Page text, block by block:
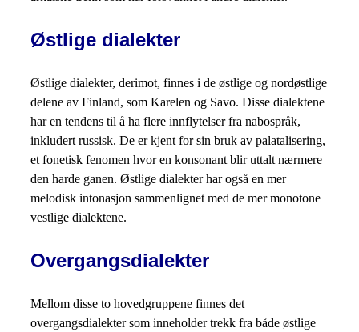
Østlige dialekter
Østlige dialekter, derimot, finnes i de østlige og nordøstlige
delene av Finland, som Karelen og Savo. Disse dialektene
har en tendens til å ha flere innflytelser fra nabospråk,
inkludert russisk. De er kjent for sin bruk av palatalisering,
et fonetisk fenomen hvor en konsonant blir uttalt nærmere
den harde ganen. Østlige dialekter har også en mer
melodisk intonasjon sammenlignet med de mer monotone
vestlige dialektene.
Overgangsdialekter
Mellom disse to hovedgruppene finnes det
overgangsdialekter som inneholder trekk fra både østlige